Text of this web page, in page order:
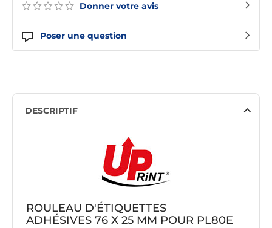
Donner votre avis
Poser une question
DESCRIPTIF
ROULEAU D'ÉTIQUETTES
ADHÉSIVES 76 X 25 MM POUR PL80E